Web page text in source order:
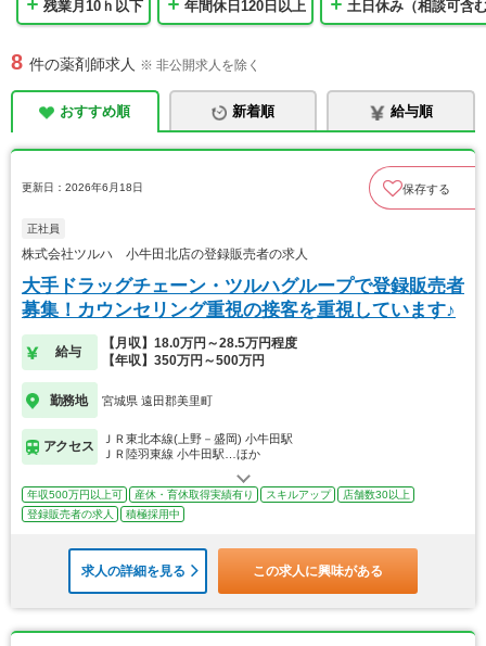
残業月10ｈ以下 年間休日120日以上 土日休み（相談可含
8 件の薬剤師求人 ※ 非公開求人を除く
おすすめ順 新着順 給与順
更新日：2026年6月18日 保存する
正社員
株式会社ツルハ 小牛田北店の登録販売者の求人
大手ドラッグチェーン・ツルハグループで登録販売者
募集！カウンセリング重視の接客を重視しています♪
給与
【月収】18.0万円～28.5万円程度
【年収】350万円～500万円
勤務地 宮城県 遠田郡美里町
アクセス
ＪＲ東北本線(上野－盛岡) 小牛田駅
ＪＲ陸羽東線 小牛田駅…ほか
年収500万円以上可 産休・育休取得実績有り スキルアップ
店舗数30以上
登録販売者の求人
積極採用中
求人の詳細を見る この求人に興味がある